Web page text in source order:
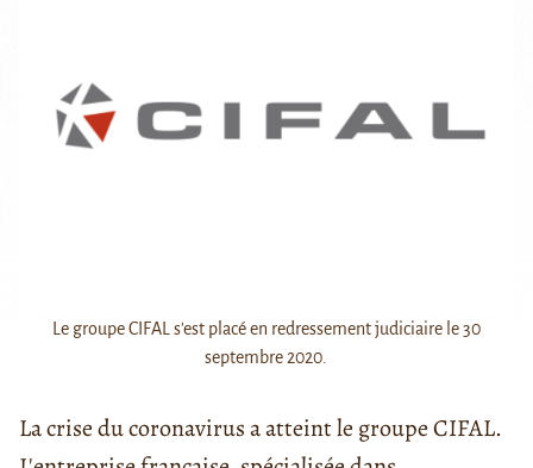
Le groupe CIFAL s'est placé en redressement judiciaire le 30
septembre 2020.
La crise du coronavirus a atteint le groupe CIFAL.